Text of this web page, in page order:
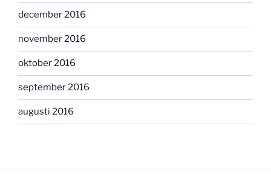
december 2016
november 2016
oktober 2016
september 2016
augusti 2016